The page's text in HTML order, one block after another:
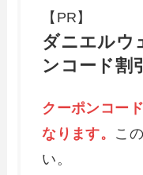
【PR】
ダニエルウ
ンコード割
クーポンコード
なります。 こ
い。